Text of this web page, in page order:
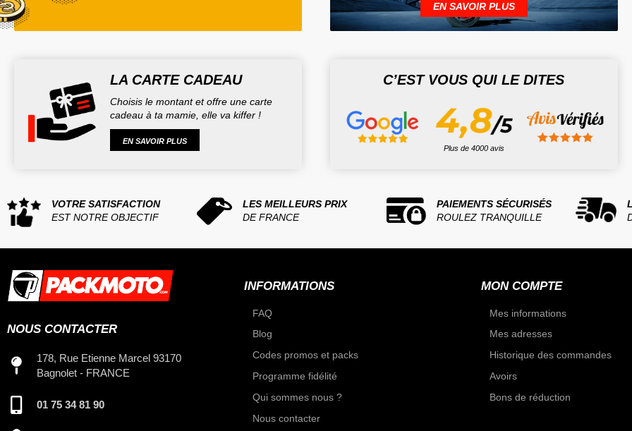
EN SAVOIR PLUS
LA CARTE CADEAU
Choisis le montant et offre une carte
cadeau à ta mamie, elle va kiffer !
EN SAVOIR PLUS
C’EST VOUS QUI LE DITES
Plus de 4000 avis
VOTRE SATISFACTION
EST NOTRE OBJECTIF
LES MEILLEURS PRIX
DE FRANCE
PAIEMENTS SÉCURISÉS
ROULEZ TRANQUILLE
NOUS CONTACTER
178, Rue Etienne Marcel 93170
Bagnolet - FRANCE
01 75 34 81 90
INFORMATIONS
FAQ
Blog
Codes promos et packs
Programme fidélité
Qui sommes nous ?
Nous contacter
MON COMPTE
Mes informations
Mes adresses
Historique des commandes
Avoirs
Bons de réduction